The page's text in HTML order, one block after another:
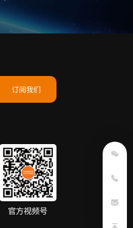
官方视频号